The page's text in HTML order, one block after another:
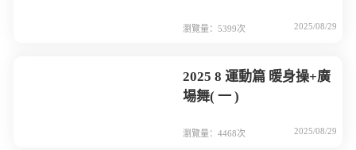
瀏覽量：5399次 2025/08/29
2025 8 運動篇 暖身操+廣
場舞( 一 )
瀏覽量：4468次 2025/08/29